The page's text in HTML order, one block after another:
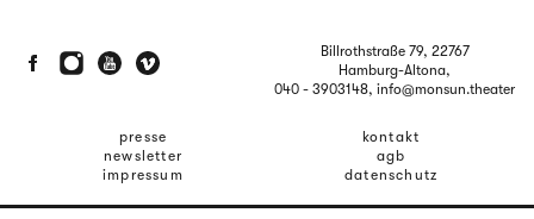
Billrothstraße 79, 22767
Hamburg-Altona,
040 - 3903148, info@monsun.theater
presse
kontakt
newsletter
agb
impressum
datenschutz